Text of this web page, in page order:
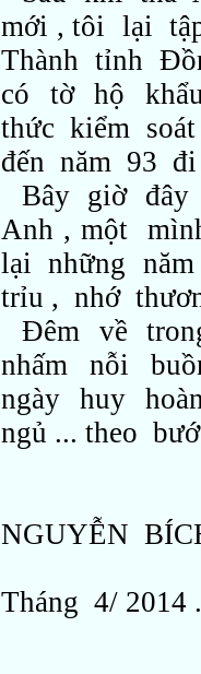
mới , tôi lại
Thành tỉnh
có tờ hộ
thức kiểm
đến năm 93
Bây giờ
Anh , một
lại những
trỉu , nhớ
Đêm về
nhấm nỗi
ngày huy
ngủ ... theo
Tháng 4/ 2014 .